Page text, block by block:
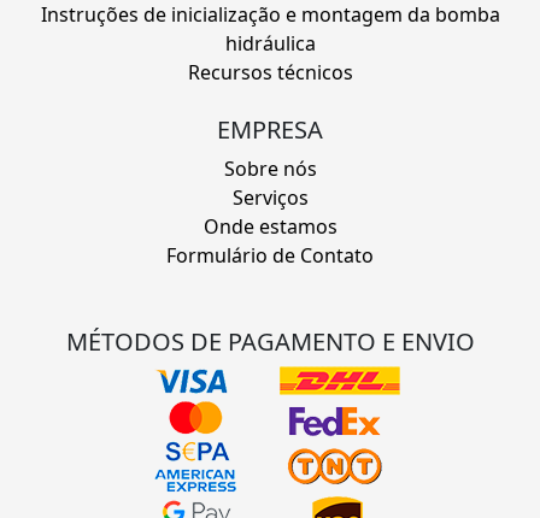
Instruções de inicialização e montagem da bomba
hidráulica
Recursos técnicos
EMPRESA
Sobre nós
Serviços
Onde estamos
Formulário de Contato
MÉTODOS DE PAGAMENTO E ENVIO